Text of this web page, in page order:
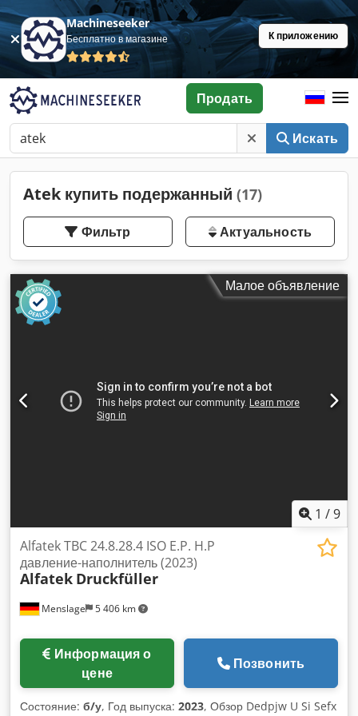
Machineseeker
Бесплатно в магазине К приложению
Искать
Продать
Atek купить подержанный (17)
Фильтр Актуальность
Малое объявление
1 /9
Menslage 5 406 km
Alfatek TBC 24.8.28.4 ISO E.P. H.P
давление-наполнитель (2023)
Alfatek Druckfüller
цене
Позвонить
Состояние: б/у, Год выпуска: 2023, Обзор Dedpjw U Si Sefx